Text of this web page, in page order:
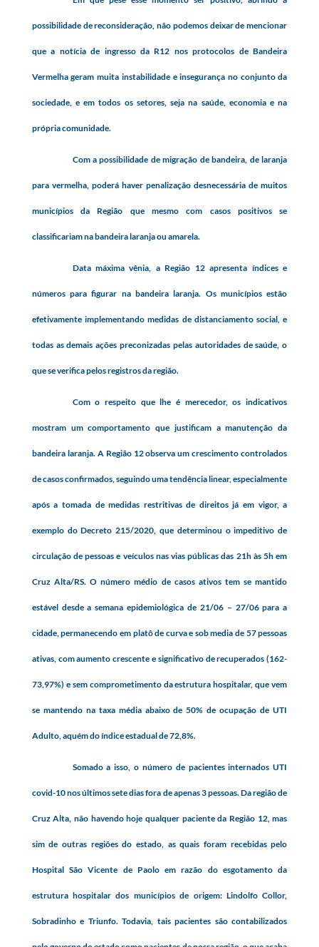
possibilidade de reconsideração, não podemos deixar de mencionar
que a notícia de ingresso da R12 nos protocolos de Bandeira
Vermelha geram muita instabilidade e insegurança no conjunto da
sociedade, e em todos os setores, seja na saúde, economia e na
própria comunidade.
Com a possibilidade de migração de bandeira, de laranja
para vermelha, poderá haver penalização desnecessária de muitos
municípios da Região que mesmo com casos positivos se
classificariam na bandeira laranja ou amarela.
Data máxima vênia, a Região 12 apresenta índices e
números para figurar na bandeira laranja. Os municípios estão
efetivamente implementando medidas de distanciamento social, e
todas as demais ações preconizadas pelas autoridades de saúde, o
que se verifica pelos registros da região.
Com o respeito que lhe é merecedor, os indicativos
mostram um comportamento que justificam a manutenção da
bandeira laranja. A Região 12 observa um crescimento controlados
de casos confirmados, seguindo uma tendência linear, especialmente
após a tomada de medidas restritivas de direitos já em vigor, a
exemplo do Decreto 215/2020, que determinou o impeditivo de
circulação de pessoas e veículos nas vias públicas das 21h às 5h em
Cruz Alta/RS. O número médio de casos ativos tem se mantido
estável desde a semana epidemiológica de 21/06 – 27/06 para a
cidade, permanecendo em platô de curva e sob media de 57 pessoas
ativas, com aumento crescente e significativo de recuperados (162-
73,97%) e sem comprometimento da estrutura hospitalar, que vem
se mantendo na taxa média abaixo de 50% de ocupação de UTI
Adulto, aquém do índice estadual de 72,8%.
Somado a isso, o número de pacientes internados UTI
covid-10 nos últimos sete dias fora de apenas 3 pessoas. Da região de
Cruz Alta, não havendo hoje qualquer paciente da Região 12, mas
sim de outras regiões do estado, as quais foram recebidas pelo
Hospital São Vicente de Paolo em razão do esgotamento da
estrutura hospitalar dos municípios de origem: Lindolfo Collor,
Sobradinho e Triunfo. Todavia, tais pacientes são contabilizados